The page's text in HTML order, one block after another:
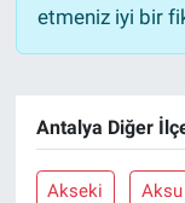
etmeniz iyi bir
Antalya Diğer
Akseki Aksu